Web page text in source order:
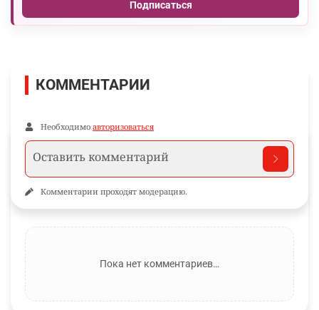
Подписаться
КОММЕНТАРИИ
Необходимо авторизоваться
Комментарии проходят модерацию.
Пока нет комментариев…